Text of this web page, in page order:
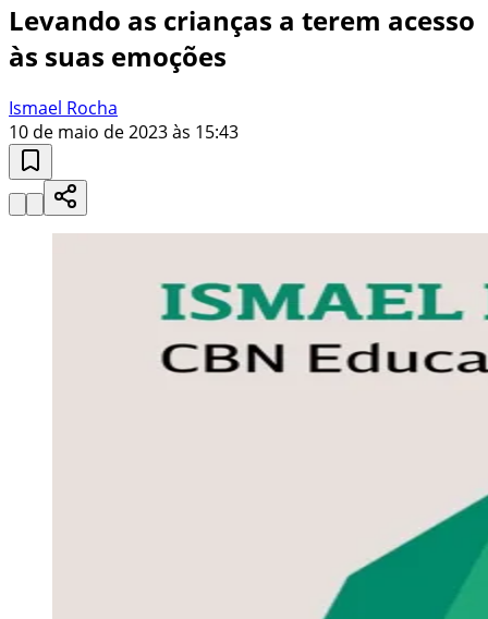
Levando as crianças a terem acesso
às suas emoções
Ismael Rocha
10 de maio de 2023 às 15:43